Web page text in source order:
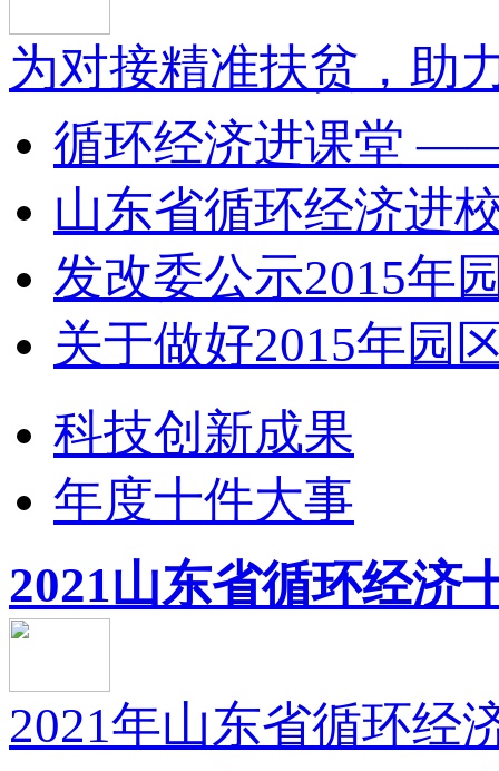
为对接精准扶贫，助
循环经济进课堂
山东省循环经济进
发改委公示2015年
关于做好2015年园
科技创新成果
年度十件大事
2021山东省循环经济
2021年山东省循环经